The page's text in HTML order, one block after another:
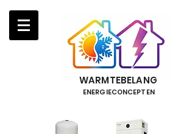
WARMTEBELANG
ENERGIECONCEPTEN